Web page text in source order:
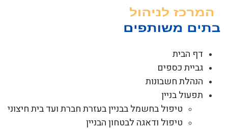
דף הבית
גביית כספים
הנהלת חשבונות
תפעול בניין
טיפול בחשמל בבניין בעזרת חברת ועד בית חיצוני
טיפול ודאגה לבטחון הבניין